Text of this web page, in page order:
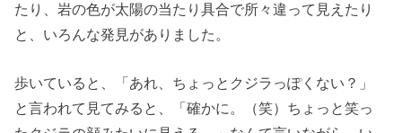
たり、岩の色が太陽の当たり具合で所々違って見えたり
と、いろんな発見がありました。
歩いていると、「あれ、ちょっとクジラっぽくない？」
と言われて見てみると、「確かに。（笑）ちょっと笑っ